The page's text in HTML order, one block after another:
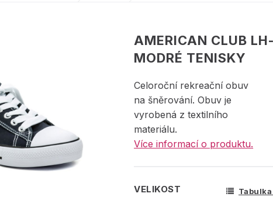
AMERICAN CLUB
MODRÉ TENISKY
Celoroční rekreační obuv
na šněrování. Obuv je
vyrobená z textilního
materiálu.
Více informací o produktu.
VELIKOST